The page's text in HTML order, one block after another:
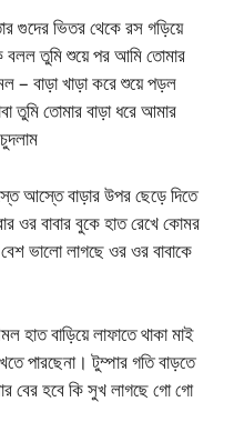
গুদের ভিতর থেকে রস গড়িয়ে
বলল তুমি শুয়ে পর আমি তোমার
– বাড়া খাড়া করে শুয়ে পড়ল
তুমি তোমার বাড়া ধরে আমার
আস্তে বাড়ার উপর ছেড়ে দিতে
ওর বাবার বুকে হাত রেখে কোমর
ভালো লাগছে ওর ওর বাবাকে
বাড়িয়ে লাফাতে থাকা মাই
পারছেনা। টুম্পার গতি বাড়তে
বের হবে কি সুখ লাগছে গো গো